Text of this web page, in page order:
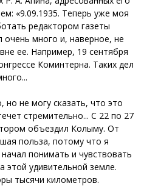
«9.09.1935. Теперь уже моя
редактором газеты
очень много и, наверное, не
ее. Например, 19 сентября
Коминтерна. Таких дел
но не могу сказать, что это
стремительно... С 22 по 27
объездил Колыму. От
польза, потому что я
понимать и чувствовать
этой удивительной земле.
тысячи километров.